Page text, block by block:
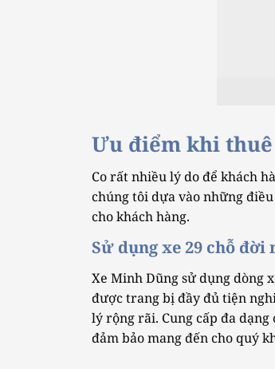
Ưu điểm khi thuê
Co rất nhiều lý do để khách
chúng tôi dựa vào những
cho khách hàng.
Sử dụng xe 29 chỗ đời
Xe Minh Dũng sử dụng dòng
được trang bị đầy đủ tiện
lý rộng rãi. Cung cấp đa
đảm bảo mang đến cho quý